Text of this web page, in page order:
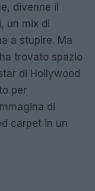
divenne il
un mix di
a stupire. Ma
trovato spazio
di Hollywood
per
di
carpet in un